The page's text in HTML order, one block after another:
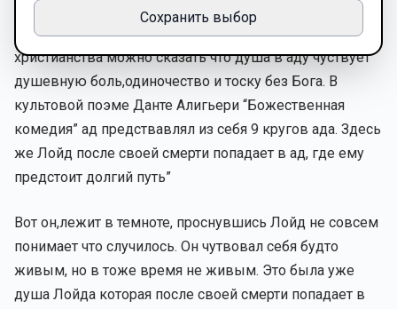
“По Библейскому закону всякая нераскаеная душа
после смерти попадает в ад. С точки зрения
христианства можно сказать что душа в аду чуствует
душевную боль,одиночество и тоску без Бога. В
культовой поэме Данте Алигьери “Божественная
комедия” ад предствавлял из себя 9 кругов ада. Здесь
же Лойд после своей смерти попадает в ад, где ему
предстоит долгий путь”
Вот он,лежит в темноте, проснувшись Лойд не совсем
понимает что случилось. Он чутвовал себя будто
живым, но в тоже время не живым. Это была уже
душа Лойда которая после своей смерти попадает в
Сохранить выбор